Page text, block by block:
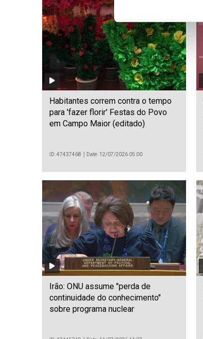
Habitantes correm contra o tempo
para 'fazer florir' Festas do Povo
em Campo Maior (editado)
ID: 47437468 Date: 12/07/2026 05:00
Irão: ONU assume "perda de
continuidade do conhecimento"
sobre programa nuclear